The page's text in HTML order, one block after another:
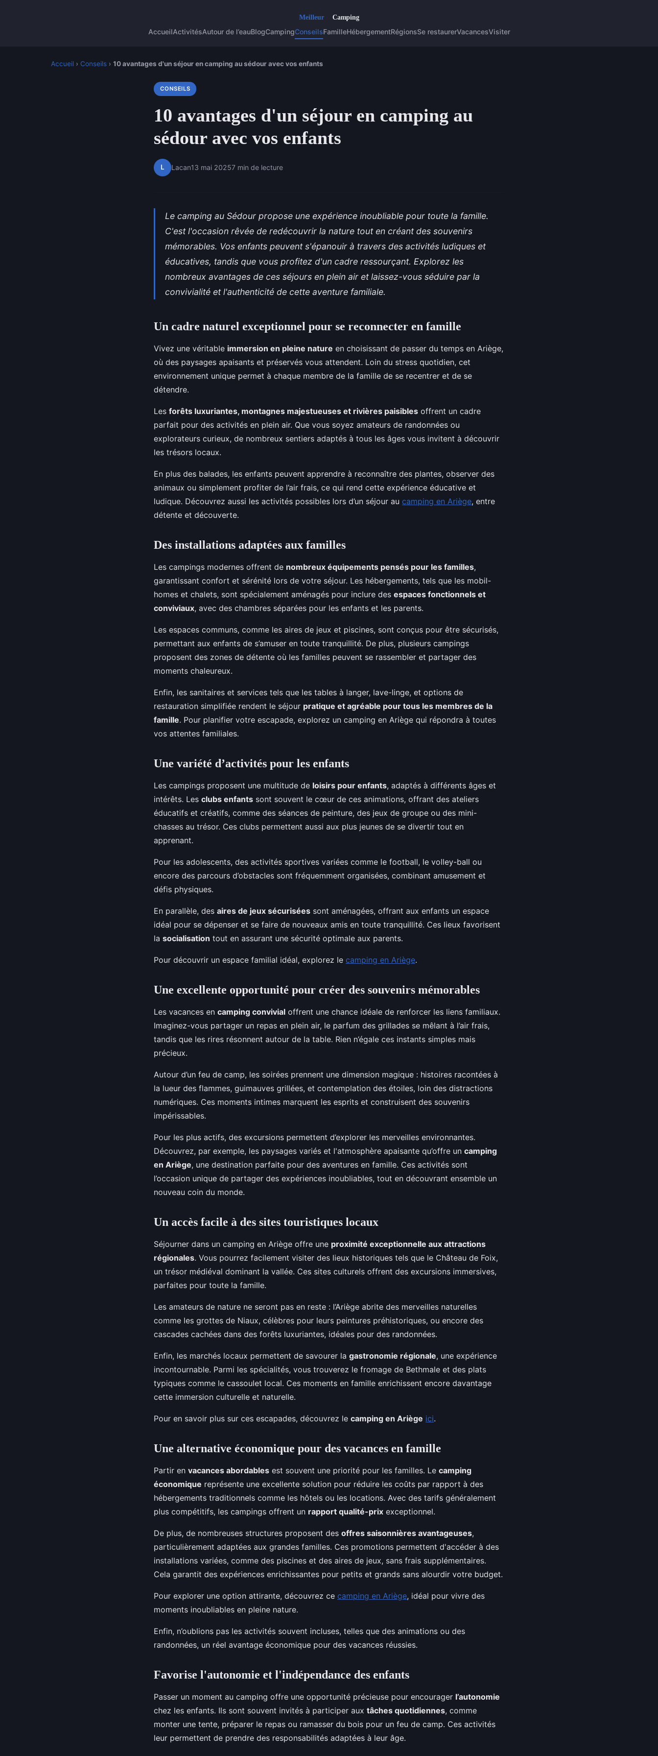
AccueilActivitésAutour de l’eauBlogCampingConseilsFamilleHébergementRégionsSe restaurerVacancesVisiter
Accueil › Conseils › 10 avantages d'un séjour en camping au sédour avec vos enfants
CONSEILS
10 avantages d'un séjour en camping au
sédour avec vos enfants
L Lacan13 mai 20257 min de lecture
Le camping au Sédour propose une expérience inoubliable pour toute la famille.
C'est l'occasion rêvée de redécouvrir la nature tout en créant des souvenirs
mémorables. Vos enfants peuvent s'épanouir à travers des activités ludiques et
éducatives, tandis que vous profitez d'un cadre ressourçant. Explorez les
nombreux avantages de ces séjours en plein air et laissez-vous séduire par la
convivialité et l'authenticité de cette aventure familiale.
Un cadre naturel exceptionnel pour se reconnecter en famille
Vivez une véritable immersion en pleine nature en choisissant de passer du temps en Ariège,
où des paysages apaisants et préservés vous attendent. Loin du stress quotidien, cet
environnement unique permet à chaque membre de la famille de se recentrer et de se
détendre.
Les forêts luxuriantes, montagnes majestueuses et rivières paisibles offrent un cadre
parfait pour des activités en plein air. Que vous soyez amateurs de randonnées ou
explorateurs curieux, de nombreux sentiers adaptés à tous les âges vous invitent à découvrir
les trésors locaux.
En plus des balades, les enfants peuvent apprendre à reconnaître des plantes, observer des
animaux ou simplement profiter de l’air frais, ce qui rend cette expérience éducative et
ludique. Découvrez aussi les activités possibles lors d’un séjour au camping en Ariège, entre
détente et découverte.
Des installations adaptées aux familles
Les campings modernes offrent de nombreux équipements pensés pour les familles,
garantissant confort et sérénité lors de votre séjour. Les hébergements, tels que les mobil-
homes et chalets, sont spécialement aménagés pour inclure des espaces fonctionnels et
conviviaux, avec des chambres séparées pour les enfants et les parents.
Les espaces communs, comme les aires de jeux et piscines, sont conçus pour être sécurisés,
permettant aux enfants de s’amuser en toute tranquillité. De plus, plusieurs campings
proposent des zones de détente où les familles peuvent se rassembler et partager des
moments chaleureux.
Enfin, les sanitaires et services tels que les tables à langer, lave-linge, et options de
restauration simplifiée rendent le séjour pratique et agréable pour tous les membres de la
famille. Pour planifier votre escapade, explorez un camping en Ariège qui répondra à toutes
vos attentes familiales.
Une variété d’activités pour les enfants
Les campings proposent une multitude de loisirs pour enfants, adaptés à différents âges et
intérêts. Les clubs enfants sont souvent le cœur de ces animations, offrant des ateliers
éducatifs et créatifs, comme des séances de peinture, des jeux de groupe ou des mini-
chasses au trésor. Ces clubs permettent aussi aux plus jeunes de se divertir tout en
apprenant.
Pour les adolescents, des activités sportives variées comme le football, le volley-ball ou
encore des parcours d’obstacles sont fréquemment organisées, combinant amusement et
défis physiques.
En parallèle, des aires de jeux sécurisées sont aménagées, offrant aux enfants un espace
idéal pour se dépenser et se faire de nouveaux amis en toute tranquillité. Ces lieux favorisent
la socialisation tout en assurant une sécurité optimale aux parents.
Pour découvrir un espace familial idéal, explorez le camping en Ariège.
Une excellente opportunité pour créer des souvenirs mémorables
Les vacances en camping convivial offrent une chance idéale de renforcer les liens familiaux.
Imaginez-vous partager un repas en plein air, le parfum des grillades se mêlant à l’air frais,
tandis que les rires résonnent autour de la table. Rien n’égale ces instants simples mais
précieux.
Autour d’un feu de camp, les soirées prennent une dimension magique : histoires racontées à
la lueur des flammes, guimauves grillées, et contemplation des étoiles, loin des distractions
numériques. Ces moments intimes marquent les esprits et construisent des souvenirs
impérissables.
Pour les plus actifs, des excursions permettent d’explorer les merveilles environnantes.
Découvrez, par exemple, les paysages variés et l'atmosphère apaisante qu’offre un camping
en Ariège, une destination parfaite pour des aventures en famille. Ces activités sont
l’occasion unique de partager des expériences inoubliables, tout en découvrant ensemble un
nouveau coin du monde.
Un accès facile à des sites touristiques locaux
Séjourner dans un camping en Ariège offre une proximité exceptionnelle aux attractions
régionales. Vous pourrez facilement visiter des lieux historiques tels que le Château de Foix,
un trésor médiéval dominant la vallée. Ces sites culturels offrent des excursions immersives,
parfaites pour toute la famille.
Les amateurs de nature ne seront pas en reste : l’Ariège abrite des merveilles naturelles
comme les grottes de Niaux, célèbres pour leurs peintures préhistoriques, ou encore des
cascades cachées dans des forêts luxuriantes, idéales pour des randonnées.
Enfin, les marchés locaux permettent de savourer la gastronomie régionale, une expérience
incontournable. Parmi les spécialités, vous trouverez le fromage de Bethmale et des plats
typiques comme le cassoulet local. Ces moments en famille enrichissent encore davantage
cette immersion culturelle et naturelle.
Pour en savoir plus sur ces escapades, découvrez le camping en Ariège ici.
Une alternative économique pour des vacances en famille
Partir en vacances abordables est souvent une priorité pour les familles. Le camping
économique représente une excellente solution pour réduire les coûts par rapport à des
hébergements traditionnels comme les hôtels ou les locations. Avec des tarifs généralement
plus compétitifs, les campings offrent un rapport qualité-prix exceptionnel.
De plus, de nombreuses structures proposent des offres saisonnières avantageuses,
particulièrement adaptées aux grandes familles. Ces promotions permettent d'accéder à des
installations variées, comme des piscines et des aires de jeux, sans frais supplémentaires.
Cela garantit des expériences enrichissantes pour petits et grands sans alourdir votre budget.
Pour explorer une option attirante, découvrez ce camping en Ariège, idéal pour vivre des
moments inoubliables en pleine nature.
Enfin, n’oublions pas les activités souvent incluses, telles que des animations ou des
randonnées, un réel avantage économique pour des vacances réussies.
Favorise l'autonomie et l'indépendance des enfants
Passer un moment au camping offre une opportunité précieuse pour encourager l’autonomie
chez les enfants. Ils sont souvent invités à participer aux tâches quotidiennes, comme
monter une tente, préparer le repas ou ramasser du bois pour un feu de camp. Ces activités
leur permettent de prendre des responsabilités adaptées à leur âge.